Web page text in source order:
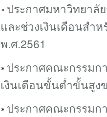
ประกาศมหาวิทยาลั
และช่วงเงินเดือนสำ
พ.ศ.2561
ประกาศคณะกรรมก
เงินเดือนขั้นต่ำขั้นสูง
ประกาศคณะกรรมก